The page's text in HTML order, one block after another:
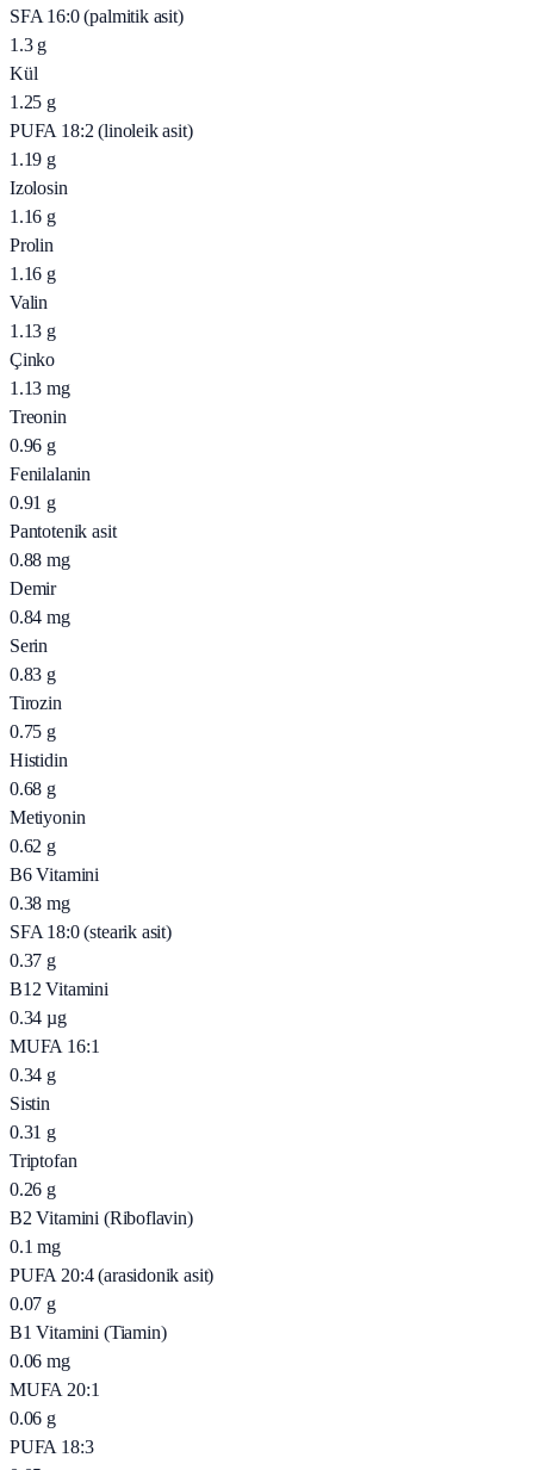
SFA 16:0 (palmitik asit)
1.3 g
Kül
1.25 g
PUFA 18:2 (linoleik asit)
1.19 g
Izolosin
1.16 g
Prolin
1.16 g
Valin
1.13 g
Çinko
1.13 mg
Treonin
0.96 g
Fenilalanin
0.91 g
Pantotenik asit
0.88 mg
Demir
0.84 mg
Serin
0.83 g
Tirozin
0.75 g
Histidin
0.68 g
Metiyonin
0.62 g
B6 Vitamini
0.38 mg
SFA 18:0 (stearik asit)
0.37 g
B12 Vitamini
0.34 µg
MUFA 16:1
0.34 g
Sistin
0.31 g
Triptofan
0.26 g
B2 Vitamini (Riboflavin)
0.1 mg
PUFA 20:4 (arasidonik asit)
0.07 g
B1 Vitamini (Tiamin)
0.06 mg
MUFA 20:1
0.06 g
PUFA 18:3